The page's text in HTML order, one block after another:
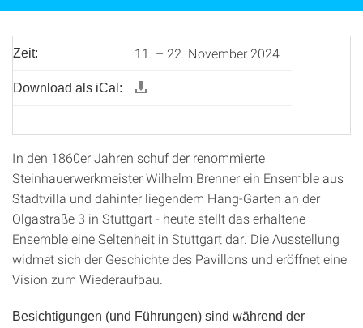
Zeit: 11. – 22. November 2024
Download als iCal:
In den 1860er Jahren schuf der renommierte
Steinhauerwerkmeister Wilhelm Brenner ein Ensemble aus
Stadtvilla und dahinter liegendem Hang-Garten an der
Olgastraße 3 in Stuttgart - heute stellt das erhaltene
Ensemble eine Seltenheit in Stuttgart dar. Die Ausstellung
widmet sich der Geschichte des Pavillons und eröffnet eine
Vision zum Wiederaufbau.
Besichtigungen (und Führungen) sind während der